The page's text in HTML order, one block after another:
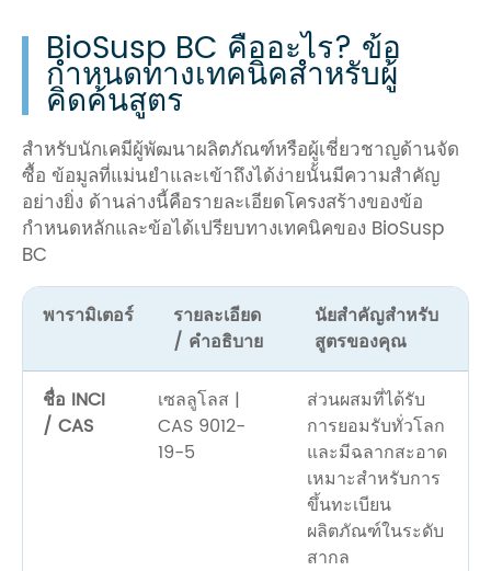
BioSusp BC คืออะไร? ข้อ
กำหนดทางเทคนิคสำหรับผู้
คิดค้นสูตร
สำหรับนักเคมีผู้พัฒนาผลิตภัณฑ์หรือผู้เชี่ยวชาญด้านจัด
ซื้อ ข้อมูลที่แม่นยำและเข้าถึงได้ง่ายนั้นมีความสำคัญ
อย่างยิ่ง ด้านล่างนี้คือรายละเอียดโครงสร้างของข้อ
กำหนดหลักและข้อได้เปรียบทางเทคนิคของ BioSusp
BC
พารามิเตอร์
รายละเอียด
/ คำอธิบาย
นัยสำคัญสำหรับ
สูตรของคุณ
ชื่อ INCI
/ CAS
เซลลูโลส |
CAS 9012-
19-5
ส่วนผสมที่ได้รับ
การยอมรับทั่วโลก
และมีฉลากสะอาด
เหมาะสำหรับการ
ขึ้นทะเบียน
ผลิตภัณฑ์ในระดับ
สากล